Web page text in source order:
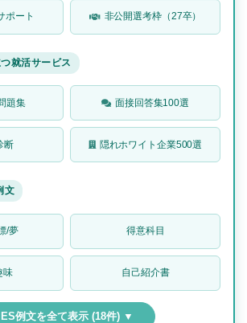
ポート 非公開選考枠（27卒）
就活サービス
題集 面接回答集100選
断 隠れホワイト企業500選
文
/夢 得意科目
味 自己紹介書
ES例文を全て表示 (18件) ▼